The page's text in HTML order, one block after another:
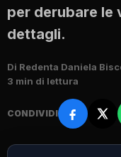
per derubare le
dettagli.
Di Redenta Daniela
3 min di lettura
CONDIVIDI